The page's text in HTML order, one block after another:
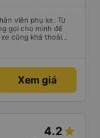
viên phụ xe. Từ
gọi cho mình để
hết là các cô bác
nào dám chở đâu
Và thế là
Chuyến
Xem giá
4.2